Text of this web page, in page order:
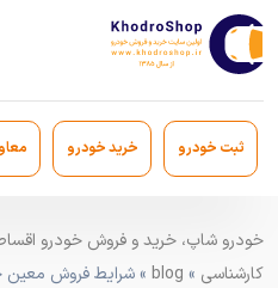
ثبت خودرو خرید خودرو
کارشناسی »
blog » شرایط فروش معین